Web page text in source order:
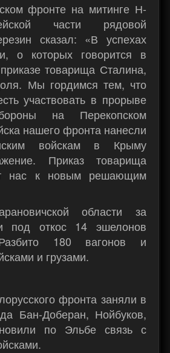
фронте на митинге Н-
части рядовой
сказал: «В успехах
о которых говорится в
товарища Сталина,
Мы гордимся тем, что
участвовать в прорыве
на Перекопском
нашего фронта нанесли
войскам в Крыму
Приказ товарища
нас к новым решающим
области за
под откос 14 эшелонов
180 вагонов и
и грузами.
фронта заняли в
Бан-Доберан, Нойбуков,
по Эльбе связь с